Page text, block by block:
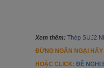
Xem thêm: Thép SUJ2
ĐỪNG NGẦN NGẠI HÃY
HOẶC CLICK: ĐỀ NGHỊ